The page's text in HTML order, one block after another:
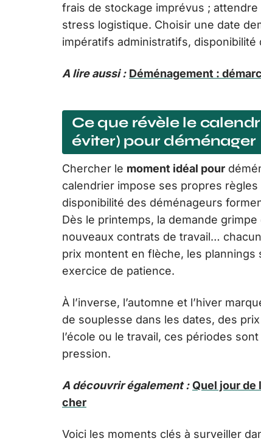
frais de stockage imprévus ;
stress logistique. Choisir une date
impératifs administratifs,
A lire aussi : Déménagement :
Ce que révèle le
éviter) pour déménager
Chercher le moment idéal pour
calendrier impose ses propres règles
disponibilité des déménageurs
Dès le printemps, la demande
nouveaux contrats de travail…
prix montent en flèche, les
exercice de patience.
À l’inverse, l’automne et l’hiver
de souplesse dans les dates, des
l’école ou le travail, ces périodes
pression.
A découvrir également : Quel jour de
cher
Voici les moments clés à surveiller